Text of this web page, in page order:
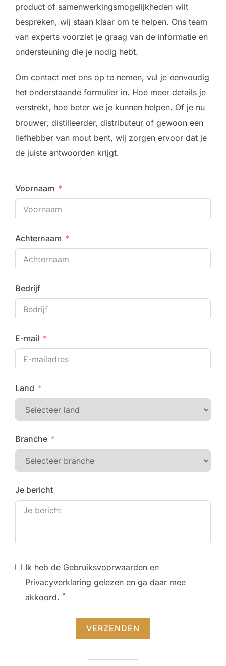
product of samenwerkingsmogelijkheden wilt
bespreken, wij staan klaar om te helpen. Ons team
van experts voorziet je graag van de informatie en
ondersteuning die je nodig hebt.
Om contact met ons op te nemen, vul je eenvoudig
het onderstaande formulier in. Hoe meer details je
verstrekt, hoe beter we je kunnen helpen. Of je nu
brouwer, distilleerder, distributeur of gewoon een
liefhebber van mout bent, wij zorgen ervoor dat je
de juiste antwoorden krijgt.
Voornaam
Achternaam
Bedrijf
E-mail
Land
Branche
Je bericht
Ik heb de Gebruiksvoorwaarden en
Privacyverklaring gelezen en ga daar mee
akkoord. *
VERZENDEN